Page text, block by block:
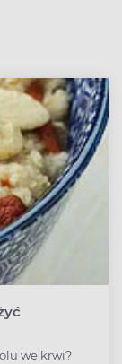
we krwi?